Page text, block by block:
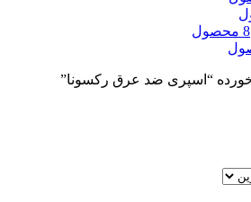
8 محصول
“اسپری ضد عرق رکسونا”